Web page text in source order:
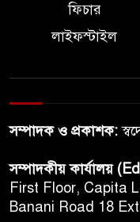
ফিচার
লাইফস্টাইল
সম্পাদক ও প্রকাশক:
সম্পাদকীয় কার্যালয়
First Floor, Capita
Banani Road 18